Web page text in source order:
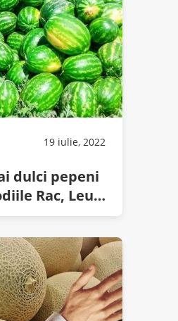
19 iulie, 2022
dulci pepeni
Rac, Leu